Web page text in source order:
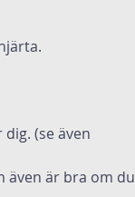
(se även
även är bra om du